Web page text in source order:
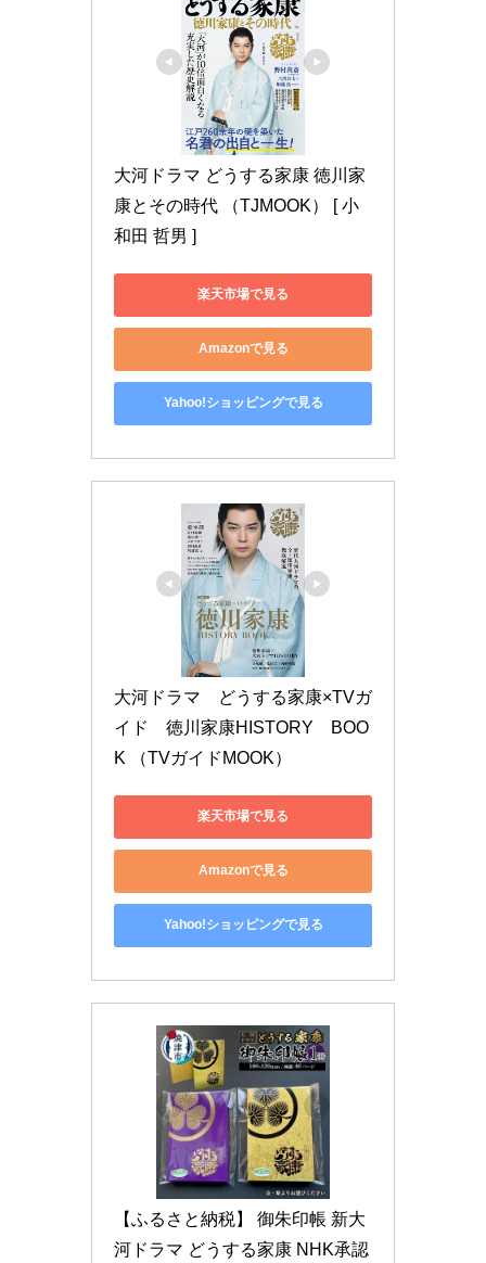
大河ドラマ どうする家康 徳川家
康とその時代 （TJMOOK） [ 小
和田 哲男 ]
楽天市場で見る
Amazonで見る
Yahoo!ショッピングで見る
大河ドラマ　どうする家康×TVガ
イド　徳川家康HISTORY　BOO
K （TVガイドMOOK）
楽天市場で見る
Amazonで見る
Yahoo!ショッピングで見る
【ふるさと納税】 御朱印帳 新大
河ドラマ どうする家康 NHK承認